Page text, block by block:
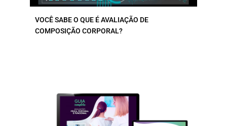
VOCÊ SABE O QUE É AVALIAÇÃO DE
COMPOSIÇÃO CORPORAL?